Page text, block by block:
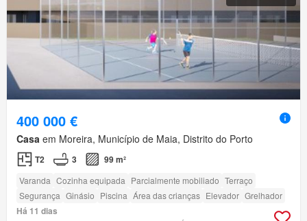
400 000 €
Casa em Moreira, Município de Maia, Distrito do Porto
T2 3 99 m²
Varanda Cozinha equipada Parcialmente mobiliado Terraço
Segurança Ginásio Piscina Área das crianças Elevador Grelhador
Há 11 dias